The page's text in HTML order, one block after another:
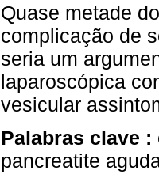
Quase metade
complicação de
seria um
laparoscópica
vesicular
Palabras clave :
pancreatite